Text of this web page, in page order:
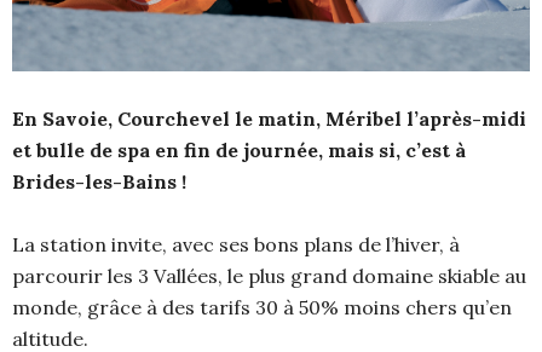
En Savoie, Courchevel le matin, Méribel l’après-midi
et bulle de spa en fin de journée, mais si, c’est à
Brides-les-Bains !
La station invite, avec ses bons plans de l’hiver, à
parcourir les 3 Vallées, le plus grand domaine skiable au
monde, grâce à des tarifs 30 à 50% moins chers qu’en
altitude.